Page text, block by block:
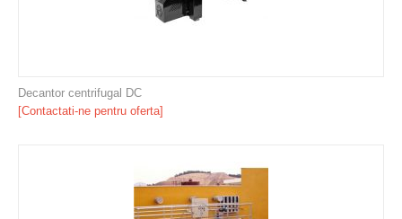
Decantor centrifugal DC
[Contactati-ne pentru oferta]